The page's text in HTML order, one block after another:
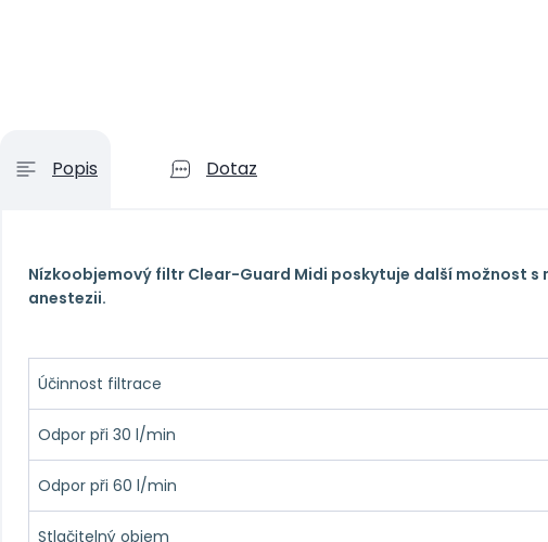
Popis Dotaz
Nízkoobjemový filtr Clear-Guard Midi poskytuje další možnost
anestezii.
Účinnost filtrace
Odpor při 30 l/min
Odpor při 60 l/min
Stlačitelný objem